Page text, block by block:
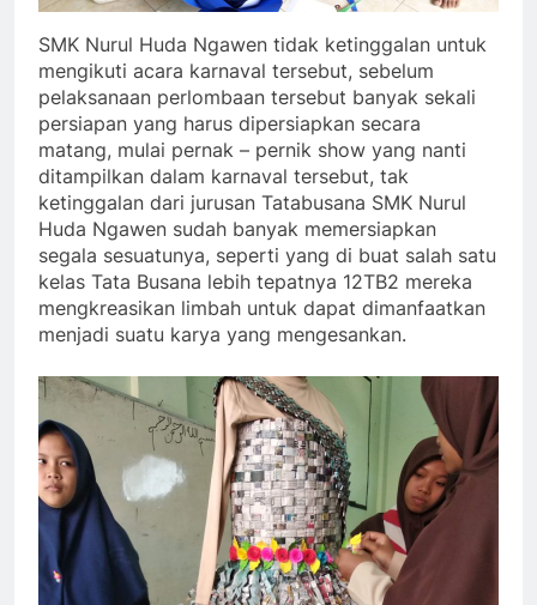
SMK Nurul Huda Ngawen tidak ketinggalan untuk
mengikuti acara karnaval tersebut, sebelum
pelaksanaan perlombaan tersebut banyak sekali
persiapan yang harus dipersiapkan secara
matang, mulai pernak – pernik show yang nanti
ditampilkan dalam karnaval tersebut, tak
ketinggalan dari jurusan Tatabusana SMK Nurul
Huda Ngawen sudah banyak memersiapkan
segala sesuatunya, seperti yang di buat salah satu
kelas Tata Busana lebih tepatnya 12TB2 mereka
mengkreasikan limbah untuk dapat dimanfaatkan
menjadi suatu karya yang mengesankan.